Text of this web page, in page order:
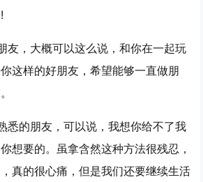
友，大概可以这么说，和你在一起玩
这样的好朋友，希望能够一直做朋
悉的朋友，可以说，我想你给不了我
想要的。虽拿含然这种方法很残忍，
真的很心痛，但是我们还要继续生活